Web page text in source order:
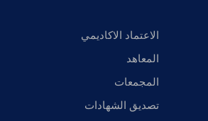
الاعتماد الاكاديمي
المعاهد
المجمعات
تصديق الشهادات